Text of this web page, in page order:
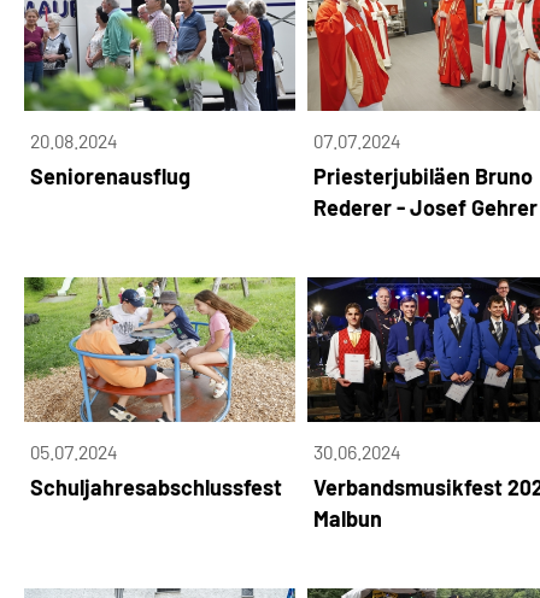
20.08.2024
Seniorenausflug
07.07.2024
Priesterjubiläen Bruno
Rederer - Josef Gehrer
05.07.2024
Schuljahresabschlussfest
30.06.2024
Verbandsmusikfest
Malbun